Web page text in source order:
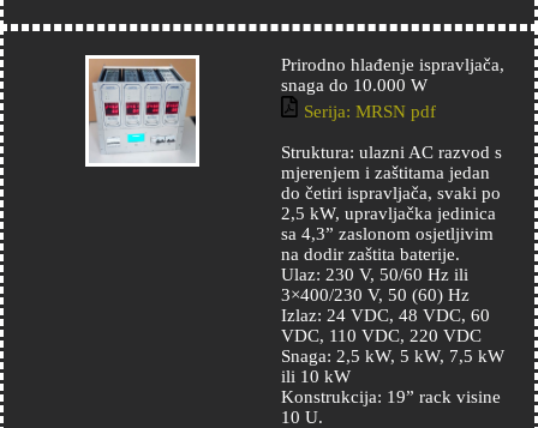
Prirodno hlađenje ispravljača,
snaga do 10.000 W
Serija: MRSN pdf
Struktura: ulazni AC razvod s
mjerenjem i zaštitama jedan
do četiri ispravljača, svaki po
2,5 kW, upravljačka jedinica
sa 4,3” zaslonom osjetljivim
na dodir zaštita baterije.
Ulaz: 230 V, 50/60 Hz ili
3×400/230 V, 50 (60) Hz
Izlaz: 24 VDC, 48 VDC, 60
VDC, 110 VDC, 220 VDC
Snaga: 2,5 kW, 5 kW, 7,5 kW
ili 10 kW
Konstrukcija: 19” rack visine
10 U.